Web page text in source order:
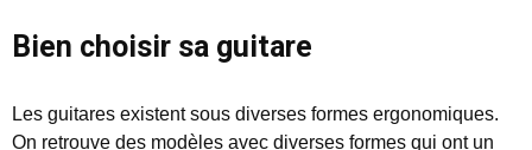
Bien choisir sa guitare
Les guitares existent sous diverses formes ergonomiques.
On retrouve des modèles avec diverses formes qui ont un